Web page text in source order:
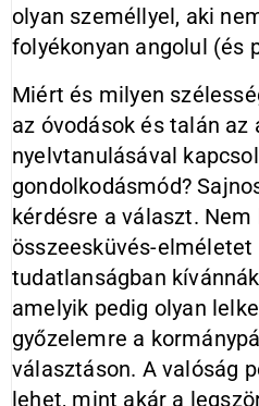
olyan személlyel, aki
folyékonyan angolul (és
Miért és milyen
az óvodások és talán
nyelvtanulásával
gondolkodásmód?
kérdésre a választ.
összeesküvés-
tudatlanságban
amelyik pedig olyan
győzelemre a
választáson. A valóság
lehet, mint akár a